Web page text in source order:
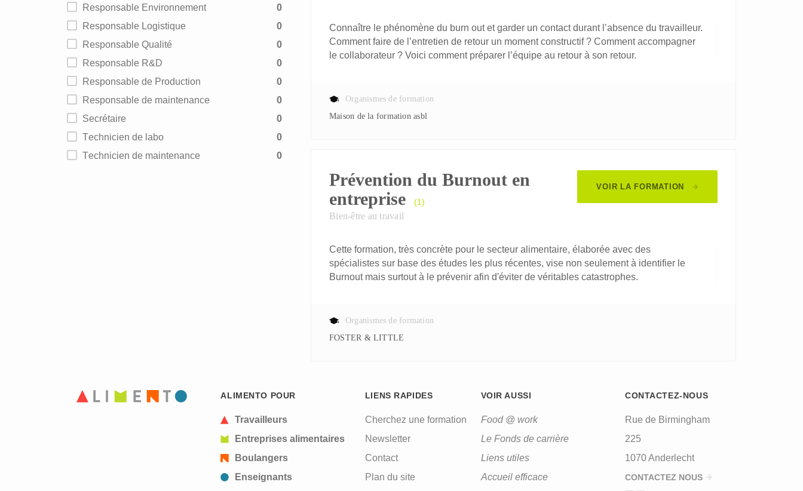
Responsable Environnement
0
Responsable Logistique
0
Responsable Qualité
0
Responsable R&D
0
Responsable de Production
0
Responsable de maintenance
0
Secrétaire
0
Technicien de labo
0
Technicien de maintenance
0
Connaître le phénomène du burn out et garder un contact durant l’absence du travailleur.
Comment faire de l’entretien de retour un moment constructif ? Comment accompagner
le collaborateur ? Voici comment préparer l’équipe au retour à son retour.
Organismes de formation
Maison de la formation asbl
VOIR LA FORMATION
Prévention du Burnout en
entreprise
(1)
Bien-être au travail
Cette formation, très concrète pour le secteur alimentaire, élaborée avec des
spécialistes sur base des études les plus récentes, vise non seulement à identifier le
Burnout mais surtout à le prévenir afin d'éviter de véritables catastrophes.
Organismes de formation
FOSTER & LITTLE
ALIMENTO POUR
Travailleurs
Entreprises alimentaires
Boulangers
Enseignants
LIENS RAPIDES
Cherchez une formation
Newsletter
Contact
Plan du site
VOIR AUSSI
Food @ work
Le Fonds de carrière
Liens utiles
Accueil efficace
CONTACTEZ-NOUS
Rue de Birmingham
225
1070 Anderlecht
CONTACTEZ NOUS